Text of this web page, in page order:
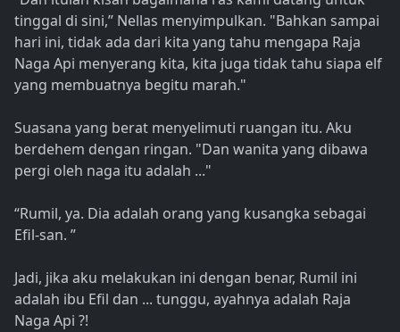
tinggal di sini,” Nellas menyimpulkan. "Bahkan sampai
hari ini, tidak ada dari kita yang tahu mengapa Raja
Naga Api menyerang kita, kita juga tidak tahu siapa elf
yang membuatnya begitu marah."
Suasana yang berat menyelimuti ruangan itu. Aku
berdehem dengan ringan. "Dan wanita yang dibawa
pergi oleh naga itu adalah ..."
“Rumil, ya. Dia adalah orang yang kusangka sebagai
Efil-san. ”
Jadi, jika aku melakukan ini dengan benar, Rumil ini
adalah ibu Efil dan ... tunggu, ayahnya adalah Raja
Naga Api ?!